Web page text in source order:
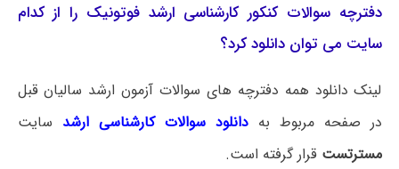
دفترچه سوالات کنکور کارشناسی ارشد فوتونیک را از کدام
سایت می توان دانلود کرد؟
لینک دانلود همه دفترچه های سوالات آزمون ارشد سالیان قبل
در صفحه مربوط بهدانلود سوالات کارشناسی ارشد سایت
مسترتست قرار گرفته است.